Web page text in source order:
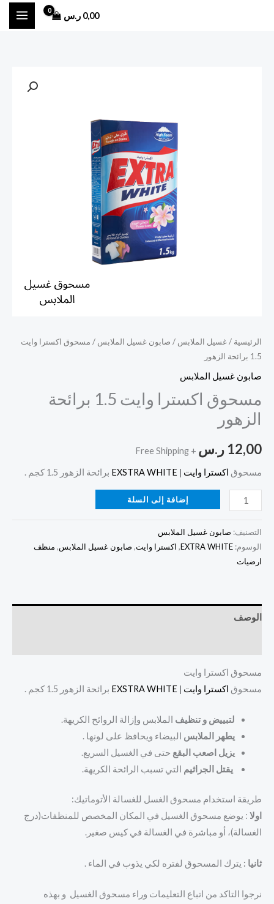
0,00 ر.س
الرئيسية /غسيل الملابس / صابون غسيل الملابس / مسحوق اكسترا وايت
1.5 برائحة الزهور
صابون غسيل الملابس
مسحوق اكسترا وايت 1.5 برائحة
الزهور
12,00 ر.س + Free Shipping
مسحوق اكسترا وايت |
EXSTRA WHITE برائحة الزهور 1.5 كجم .
إضافة إلى السلة
التصنيف: صابون غسيل الملابس
الوسوم: EXTRA WHITE
, اكسترا وايت, صابون غسيل الملابس, منظف
ارضيات
الوصف
مسحوق اكسترا وايت
مسحوق اكسترا وايت |
EXSTRA WHITE برائحة الزهور 1.5 كجم .
لتبييض و تنظيف الملابس وإزالة الروائح الكريهة.
يطهر الملابس البيضاء ويحافظ على لونها .
يزيل اصعب البقع حتى في الغسيل السريع.
يقتل الجراثيم التي تسبب الرائحة الكريهة.
طريقة استخدام مسحوق الغسل للغسالة الأتوماتيك:
اولا : يوضع مسحوق الغسيل في المكان المخصص للمنظفات(درج
الغسالة)، أو مباشرة في الغسالة في كيس صغير.
ثانيا : يترك المسحوق لفتره لكي يذوب في الماء .
نرجوا التاكد من اتباع التعليمات وراء مسحوق الغسيل و بهذه